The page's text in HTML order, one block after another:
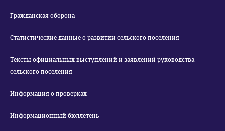
Гражданская оборона
Статистические данные о развитии сельского поселения
Тексты официальных выступлений и заявлений руководства
сельского поселения
Информация о проверках
Информационный бюллетень